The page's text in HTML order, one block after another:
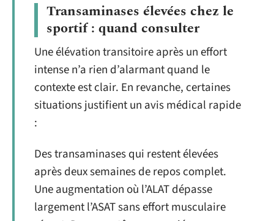
Transaminases élevées chez le
sportif : quand consulter
Une élévation transitoire après un effort
intense n’a rien d’alarmant quand le
contexte est clair. En revanche, certaines
situations justifient un avis médical rapide
:
Des transaminases qui restent élevées
après deux semaines de repos complet.
Une augmentation où l’ALAT dépasse
largement l’ASAT sans effort musculaire